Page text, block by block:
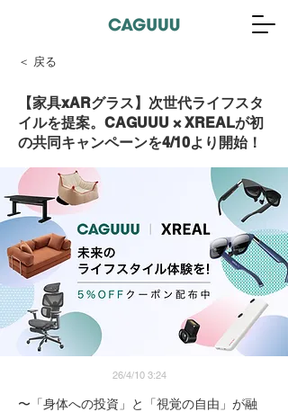
＜ 戻る
【家具xARグラス】次世代ライフスタ
イルを提案。CAGUUU × XREALが初
の共同キャンペーンを4/10より開始！
26/4/10 3:24
〜「身体への投資」と「視覚の自由」が融